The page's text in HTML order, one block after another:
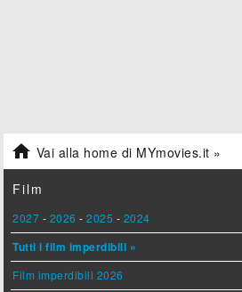
 Vai alla home di MYmovies.it »
Film
2027 - 2026 -2025 - 2024
Tutti i film imperdibili »
Film imperdibili 2026